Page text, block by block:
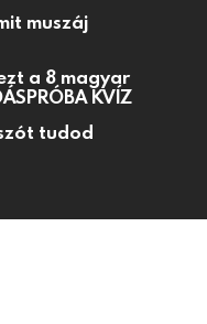
muszáj
a 8 magyar
KVÍZ
tudod